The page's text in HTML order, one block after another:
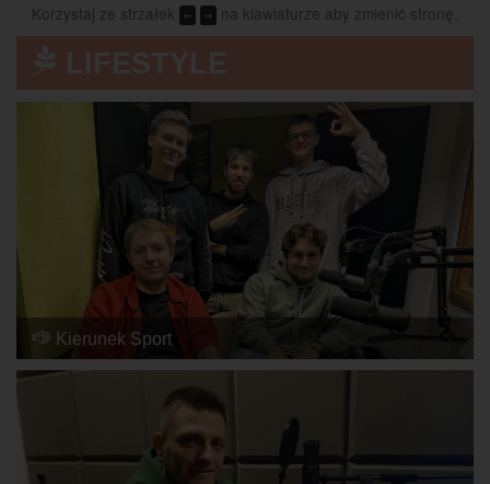
Korzystaj ze strzałek
← → na klawiaturze aby zmienić stronę.
Kierunek Sport
2025-02-28, 13:14